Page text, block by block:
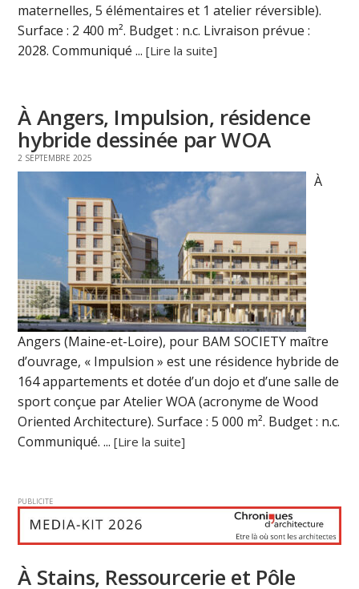
maternelles, 5 élémentaires et 1 atelier réversible).
Surface : 2 400 m². Budget : n.c. Livraison prévue :
2028. Communiqué ...[Lire la suite]
À Angers, Impulsion, résidence
hybride dessinée par WOA
2 SEPTEMBRE 2025
À
Angers (Maine-et-Loire), pour BAM SOCIETY maître
d’ouvrage, « Impulsion » est une résidence hybride de
164 appartements et dotée d’un dojo et d’une salle de
sport conçue par Atelier WOA (acronyme de Wood
Oriented Architecture). Surface : 5 000 m². Budget : n.c.
Communiqué. ...[Lire la suite]
PUBLICITE
À Stains, Ressourcerie et Pôle